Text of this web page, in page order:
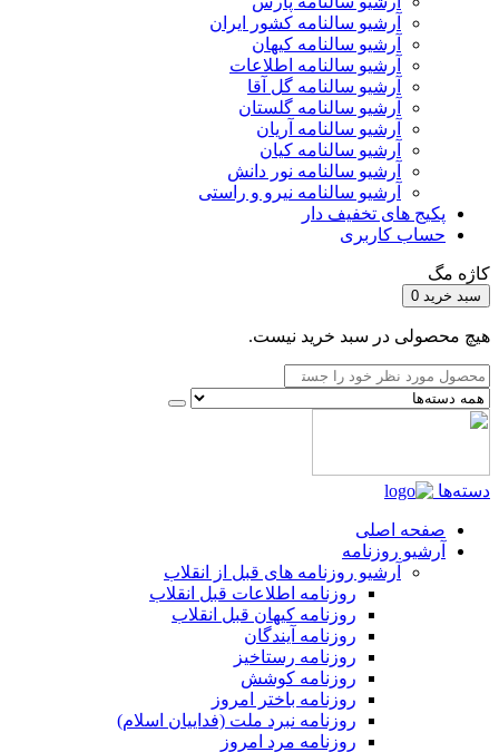
آرشیو سالنامه کشور ایران
آرشیو سالنامه کیهان
آرشیو سالنامه اطلاعات
آرشیو سالنامه گل آقا
آرشیو سالنامه گلستان
آرشیو سالنامه آریان
آرشیو سالنامه کیان
آرشیو سالنامه نور دانش
آرشیو سالنامه نیرو و راستی
پکیج های تخفیف دار
حساب کاربری
کاژه مگ
سبد خرید 0
هیچ محصولی در سبد خرید نیست.
دسته‌ها
صفحه اصلی
آرشیو روزنامه
آرشیو روزنامه های قبل از انقلاب
روزنامه اطلاعات قبل انقلاب
روزنامه کیهان قبل انقلاب
روزنامه آیندگان
روزنامه رستاخیز
روزنامه کوشش
روزنامه باختر امروز
روزنامه نبرد ملت (فداییان اسلام)
روزنامه مرد امروز